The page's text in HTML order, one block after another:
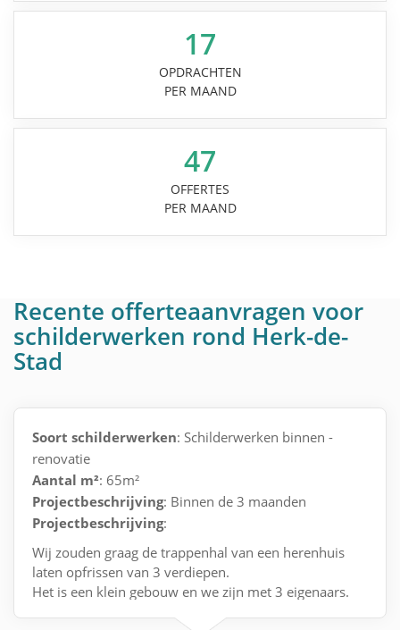
17
OPDRACHTEN
PER MAAND
47
OFFERTES
PER MAAND
Recente offerteaanvragen voor
schilderwerken rond Herk-de-
Stad
Soort schilderwerken: Schilderwerken binnen -
renovatie
Aantal m²: 65m²
Projectbeschrijving: Binnen de 3 maanden
Projectbeschrijving:
Wij zouden graag de trappenhal van een herenhuis
laten opfrissen van 3 verdiepen.
Het is een klein gebouw en we zijn met 3 eigenaars.